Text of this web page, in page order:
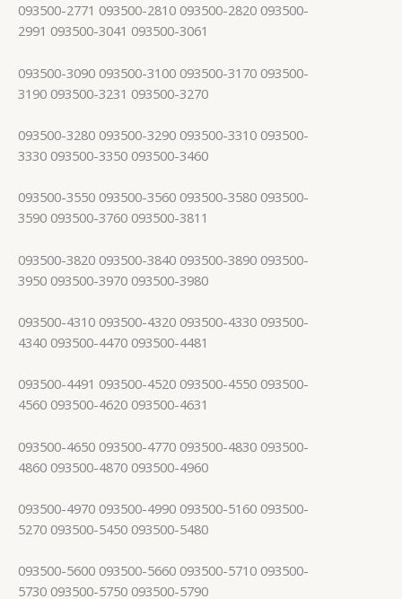
093500-2771 093500-2810 093500-2820 093500-
2991 093500-3041 093500-3061
093500-3090 093500-3100 093500-3170 093500-
3190 093500-3231 093500-3270
093500-3280 093500-3290 093500-3310 093500-
3330 093500-3350 093500-3460
093500-3550 093500-3560 093500-3580 093500-
3590 093500-3760 093500-3811
093500-3820 093500-3840 093500-3890 093500-
3950 093500-3970 093500-3980
093500-4310 093500-4320 093500-4330 093500-
4340 093500-4470 093500-4481
093500-4491 093500-4520 093500-4550 093500-
4560 093500-4620 093500-4631
093500-4650 093500-4770 093500-4830 093500-
4860 093500-4870 093500-4960
093500-4970 093500-4990 093500-5160 093500-
5270 093500-5450 093500-5480
093500-5600 093500-5660 093500-5710 093500-
5730 093500-5750 093500-5790